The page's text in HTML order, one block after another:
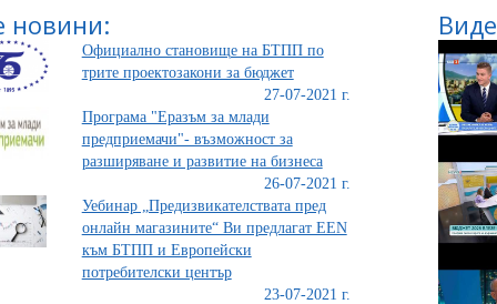
Официално становище на БТПП по
трите проектозакони за бюджет
27-07-2021 г.
Програма "Еразъм за млади
предприемачи"- възможност за
разширяване и развитие на бизнеса
26-07-2021 г.
Уебинар „Предизвикателствата пред
онлайн магазините“ Ви предлагат EEN
към БТПП и Европейски
потребителски център
23-07-2021 г.